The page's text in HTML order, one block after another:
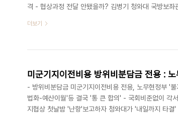
격 - 협상과정 전달 안됐을까? 김병기 청와대 국방보
전체보기] - 미군기지이전비용 방위비분담금 전용 :
담 63%, 2007년 버시바우전문은 한국부담 93..
더보기
- 방위비분담금 미군기지이전비용 전용, 노무현정부 '
법화-예산이월'등 결국 '통 큰 합의' - 국회비준없이
지협상 첫날밤 '난항'보고하자 청와대가 '내일까지 타